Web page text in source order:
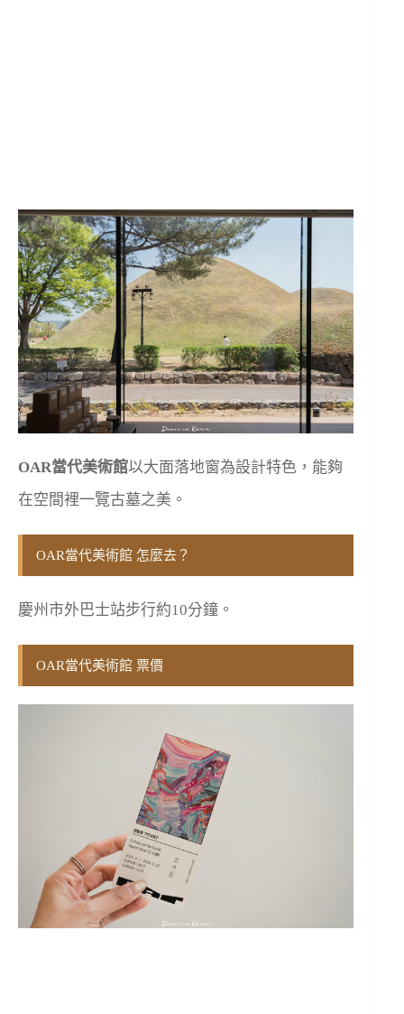
OAR當代美術館以大面落地窗為設計特色，能夠
在空間裡一覽古墓之美。
OAR當代美術館 怎麼去？
慶州市外巴士站步行約10分鐘。
OAR當代美術館 票價